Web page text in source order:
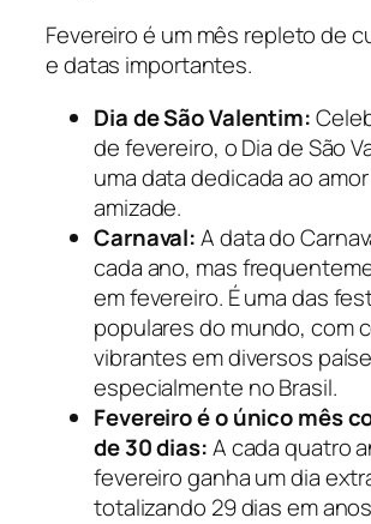
Fevereiro é um mês repleto de
e datas importantes.
Dia de São Valentim:
de fevereiro, o Dia de São
uma data dedicada ao amor
amizade.
Carnaval:A data do
cada ano, mas
em fevereiro. É uma das
populares do mundo, com
vibrantes em diversos
especialmente no Brasil.
Fevereiro é o único mês
de 30 dias:A cada quatro
fevereiro ganha um dia
totalizando 29 dias em